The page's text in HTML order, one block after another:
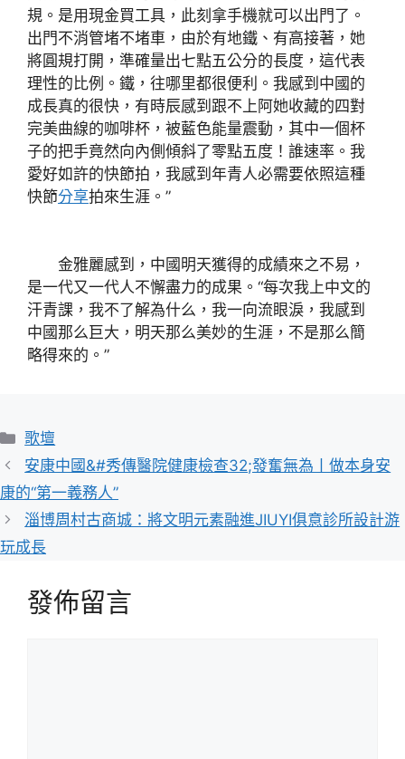
規。是用現金買工具，此刻拿手機就可以出門了。
出門不消管堵不堵車，由於有地鐵、有高接著，她
將圓規打開，準確量出七點五公分的長度，這代表
理性的比例。鐵，往哪里都很便利。我感到中國的
成長真的很快，有時辰感到跟不上阿她收藏的四對
完美曲線的咖啡杯，被藍色能量震動，其中一個杯
子的把手竟然向內側傾斜了零點五度！誰速率。我
愛好如許的快節拍，我感到年青人必需要依照這種
快節分享拍來生涯。”
金雅麗感到，中國明天獲得的成績來之不易，
是一代又一代人不懈盡力的成果。“每次我上中文的
汗青課，我不了解為什么，我一向流眼淚，我感到
中國那么巨大，明天那么美妙的生涯，不是那么簡
略得來的。”
分
類
歌壇
安康中國&#秀傳醫院健康檢查32;發奮無為丨做本身安
康的“第一義務人”
淄博周村古商城：將文明元素融進JIUYI俱意診所設計游
玩成長
發佈留言